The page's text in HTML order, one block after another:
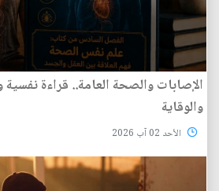
الإصابات والصحة العامة.. قراءة
والوقاية
الأحد 02 آب 2026